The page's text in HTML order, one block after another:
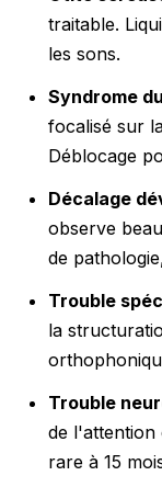
traitable.
les sons.
Syndrome
focalisé sur
Déblocage
Décalage
observe
de
Trouble
la
Trouble
de l'attention
rare à 15